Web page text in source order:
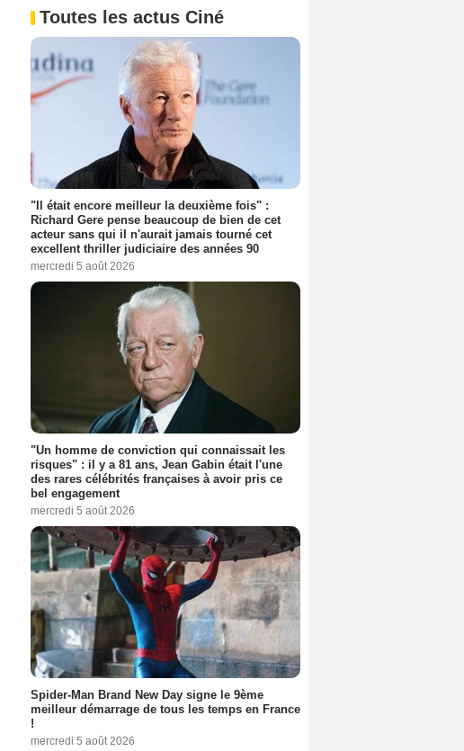
Toutes les actus Ciné
"Il était encore meilleur la deuxième fois" :
Richard Gere pense beaucoup de bien de cet
acteur sans qui il n'aurait jamais tourné cet
excellent thriller judiciaire des années 90
mercredi 5 août 2026
"Un homme de conviction qui connaissait les
risques" : il y a 81 ans, Jean Gabin était l'une
des rares célébrités françaises à avoir pris ce
bel engagement
mercredi 5 août 2026
Spider-Man Brand New Day signe le 9ème
meilleur démarrage de tous les temps en France
!
mercredi 5 août 2026